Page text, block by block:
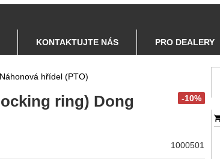
KONTAKTUJTE NÁS PRO DEALERY
Náhonová hřídel (PTO)
-10%
ring) Dong
1000501